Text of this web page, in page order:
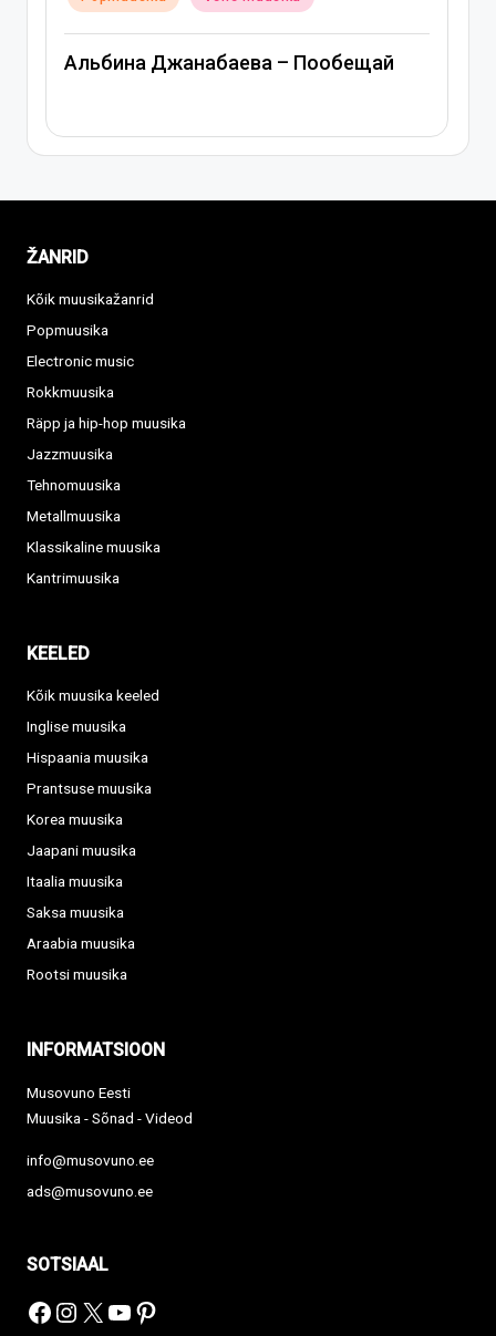
– Пообещай
Спасибо,
ŽANRID
Kõik muusikažanrid
Popmuusika
Electronic music
Rokkmuusika
Räpp ja hip-hop muusika
Jazzmuusika
Tehnomuusika
Metallmuusika
Klassikaline muusika
Kantrimuusika
KEELED
Kõik muusika keeled
Inglise muusika
Hispaania muusika
Prantsuse muusika
Korea muusika
Jaapani muusika
Itaalia muusika
Saksa muusika
Araabia muusika
Rootsi muusika
INFORMATSIOON
Musovuno Eesti
Muusika - Sõnad - Videod
info@musovuno.ee
ads@musovuno.ee
SOTSIAAL
Facebook
Instagram
X YouTube
Pinterest